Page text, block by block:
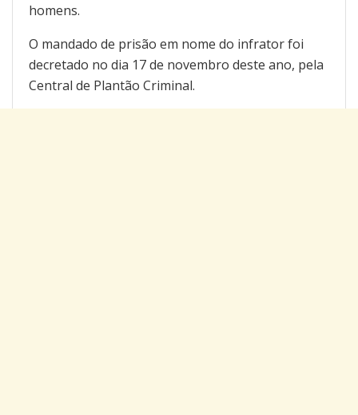
homens.
O mandado de prisão em nome do infrator foi
decretado no dia 17 de novembro deste ano, pela
Central de Plantão Criminal.